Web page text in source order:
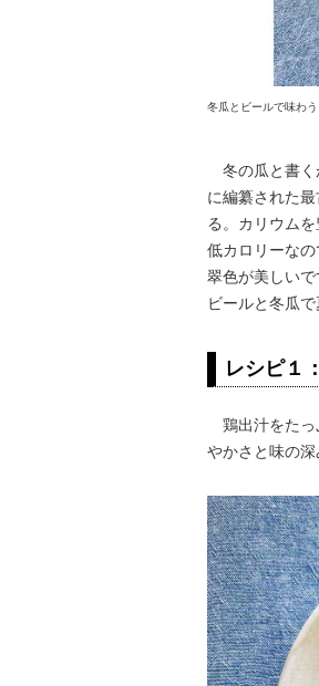
冬瓜とビールで味わ
冬の瓜と書く
に編纂された
る。カリウム
低カロリーな
翠色が美しい
ビールと冬瓜
レシピ１
鶏出汁をたっ
やかさと味の深